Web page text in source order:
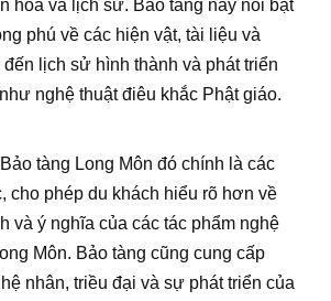
hóa và lịch sử. Bảo tàng này nổi bật
phú về các hiện vật, tài liệu và
lịch sử hình thành và phát triển
nghệ thuật điêu khắc Phật giáo.
tàng Long Môn đó chính là các
cho phép du khách hiểu rõ hơn về
và ý nghĩa của các tác phẩm nghệ
Môn. Bảo tàng cũng cung cấp
nhân, triều đại và sự phát triển của